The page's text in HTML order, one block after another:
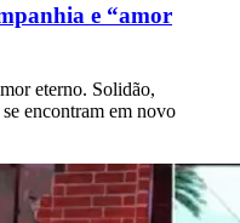
e “amor
eterno. Solidão,
encontram em novo